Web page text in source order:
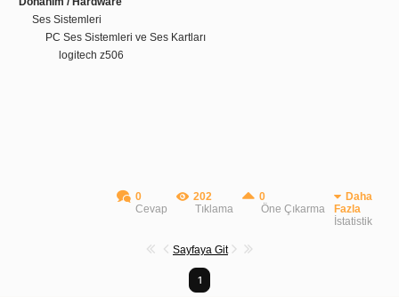
Ses Sistemleri
PC Ses Sistemleri ve Ses Kartları
logitech z506
0
Cevap
202
Tıklama
0
Öne Çıkarma
Daha
Fazla
İstatistik
Sayfaya Git
1